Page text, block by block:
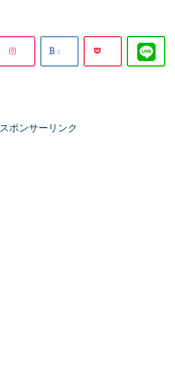
2
スポンサーリンク